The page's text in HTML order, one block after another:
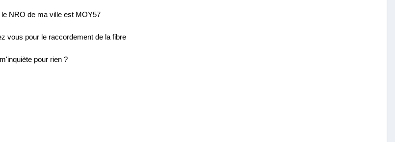
NRO de ma ville est MOY57
vous pour le raccordement de la fibre
pour rien ?